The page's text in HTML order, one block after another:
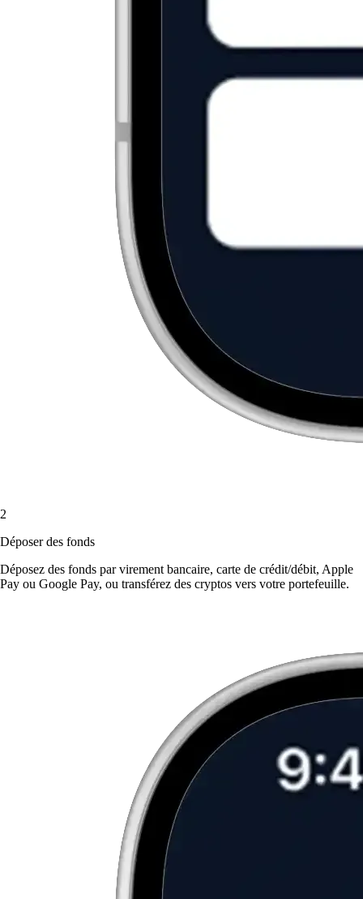
2
Déposer des fonds
Déposez des fonds par virement bancaire, carte de crédit/débit, Apple
Pay ou Google Pay, ou transférez des cryptos vers votre portefeuille.